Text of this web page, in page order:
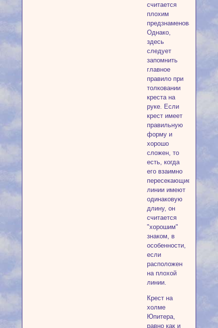
считается
плохим
предзнаменованием.
Однако,
здесь
следует
запомнить
главное
правило при
толковании
креста на
руке. Если
крест имеет
правильную
форму и
хорошо
сложен, то
есть, когда
его взаимно
пересекающиеся
линии имеют
одинаковую
длину, он
считается
"хорошим"
знаком, в
особенности,
если
расположен
на плохой
линии.
Крест на
холме
Юпитера,
равно как и